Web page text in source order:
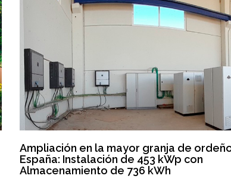
Ampliación en la mayor granja de
España: Instalación de 453 kWp con
Almacenamiento de 736 kWh